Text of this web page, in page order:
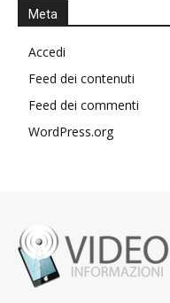
Meta
Accedi
Feed dei contenuti
Feed dei commenti
WordPress.org